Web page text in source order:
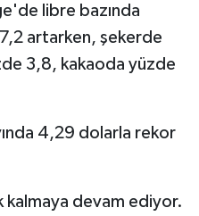
libre bazında
artarken, şekerde
3,8, kakaoda yüzde
4,29 dolarla rekor
kalmaya devam ediyor.